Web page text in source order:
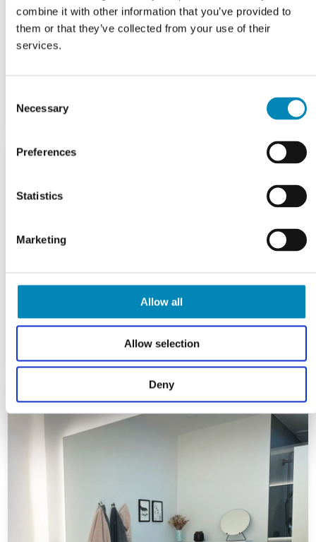
combine it with other information that you’ve provided to
them or that they’ve collected from your use of their
services.
Selection
Necessary
Preferences
Statistics
Marketing
Allow all
Allow selection
Deny